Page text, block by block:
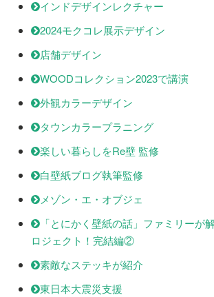
インドデザインレクチャー
2024モクコレ展示デザイン
店舗デザイン
WOODコレクション2023で講演
外観カラーデザイン
タウンカラープラニング
楽しい暮らしをRe壁 監修
白壁紙ブログ執筆監修
メゾン・エ・オブジェ
「とにかく壁紙の話」ファミリーが
ロジェクト！完結編②
素敵なステッキが紹介
東日本大震災支援